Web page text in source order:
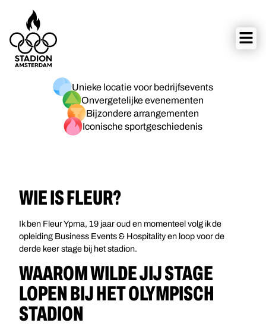
Unieke locatie voor bedrijfsevents
Onvergetelijke evenementen
Bijzondere arrangementen
Iconische sportgeschiedenis
WIE IS FLEUR?
Ik ben Fleur Ypma, 19 jaar oud en momenteel volg ik de
opleiding Business Events & Hospitality en loop voor de
derde keer stage bij het stadion.
WAAROM WILDE JIJ STAGE
LOPEN BIJ HET OLYMPISCH
STADION